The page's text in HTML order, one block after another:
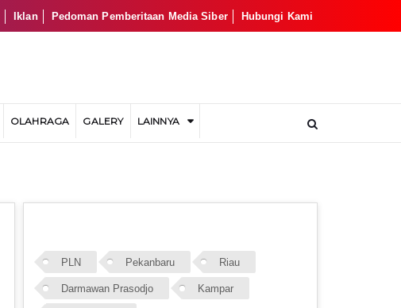
Iklan Pedoman Pemberitaan Media Siber Hubungi Kami
OLAHRAGA GALERY LAINNYA
PLN Pekanbaru Riau
Darmawan Prasodjo Kampar